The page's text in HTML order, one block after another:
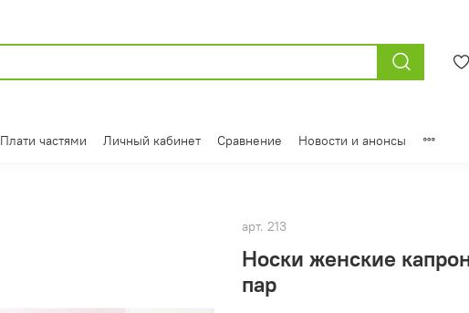
Плати частями Личный кабинет Сравнение Новости и анонсы
арт. 213
Носки женские
пар